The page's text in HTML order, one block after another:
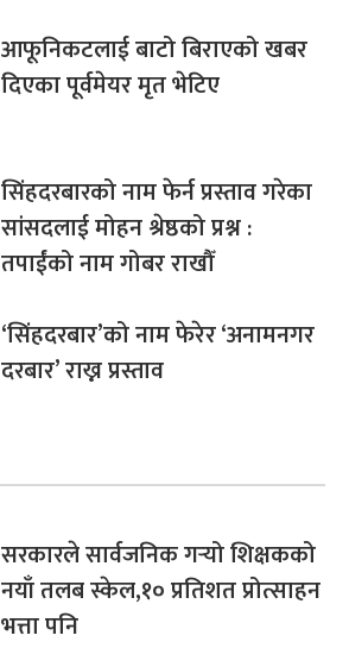
आफूनिकटलाई बाटो बिराएको खबर
दिएका पूर्वमेयर मृत भेटिए
सिंहदरबारको नाम फेर्न प्रस्ताव गरेका
सांसदलाई मोहन श्रेष्ठको प्रश्न :
तपाईंको नाम गोबर राखौँ
‘सिंहदरबार’को नाम फेरेर ‘अनामनगर
दरबार’ राख्न प्रस्ताव
सरकारले सार्वजनिक गर्‍यो शिक्षकको
नयाँ तलब स्केल,१० प्रतिशत प्रोत्साहन
भत्ता पनि